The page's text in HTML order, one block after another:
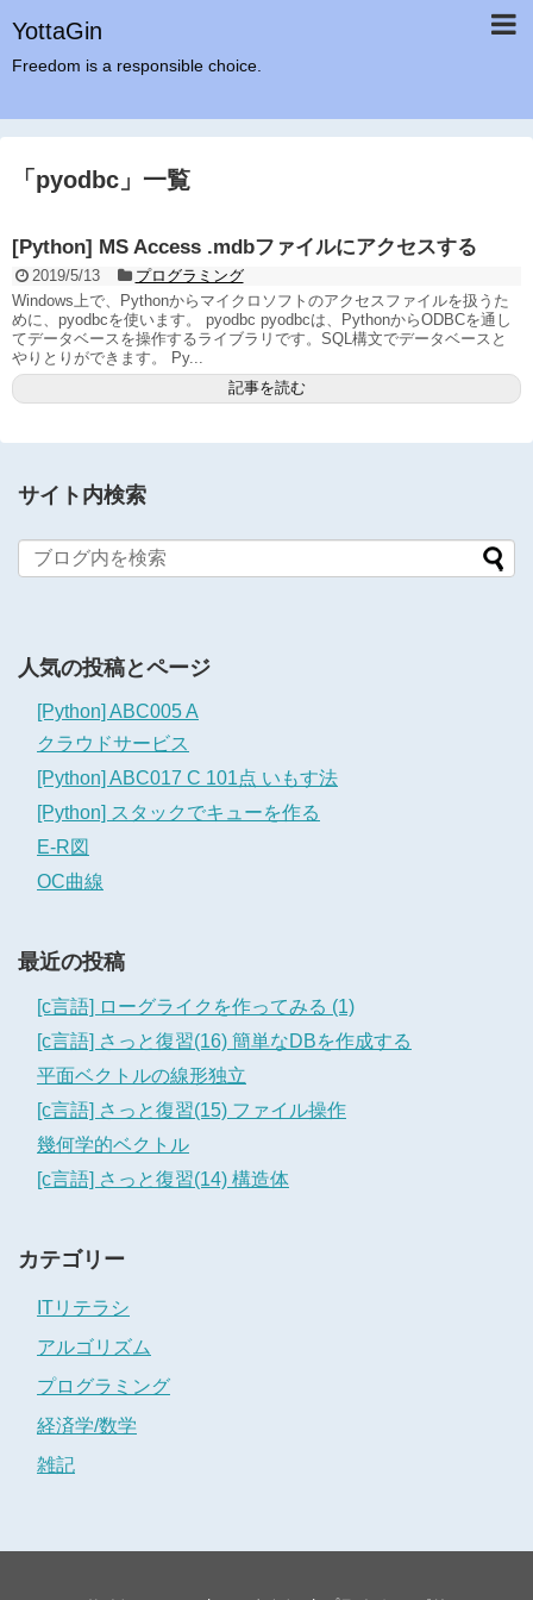
YottaGin
Freedom is a responsible choice.
「 pyodbc 」 一覧
[Python] MS Access .mdbファイルにアクセスする
2019/5/13
プログラミング
Windows上で、Pythonからマイクロソフトのアクセスファイルを扱うた
めに、pyodbcを使います。 pyodbc pyodbcは、PythonからODBCを通し
てデータベースを操作するライブラリです。SQL構文でデータベースと
やりとりができます。 Py...
記事を読む
サイト内検索
人気の投稿とページ
[Python] ABC005 A
クラウドサービス
[Python] ABC017 C 101点 いもす法
[Python] スタックでキューを作る
E-R図
OC曲線
最近の投稿
[c言語] ローグライクを作ってみる (1)
[c言語] さっと復習(16) 簡単なDBを作成する
平面ベクトルの線形独立
[c言語] さっと復習(15) ファイル操作
幾何学的ベクトル
[c言語] さっと復習(14) 構造体
カテゴリー
ITリテラシ
アルゴリズム
プログラミング
経済学/数学
雑記